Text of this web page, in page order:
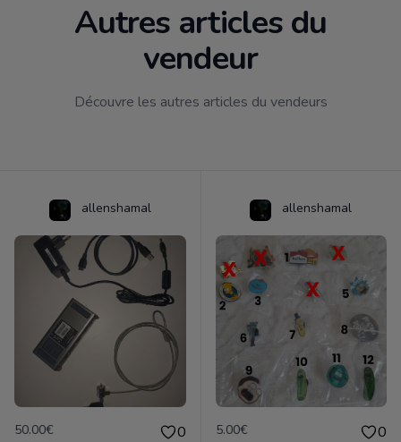
Autres articles du
vendeur
Découvre les autres articles du vendeurs
allenshamal
50.00€ 0
allenshamal
5.00€ 0